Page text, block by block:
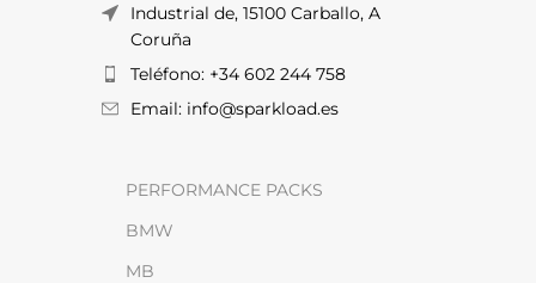
Industrial de, 15100 Carballo, A
Coruña
Teléfono: +34 602 244 758
Email: info@sparkload.es
PERFORMANCE PACKS
BMW
MB